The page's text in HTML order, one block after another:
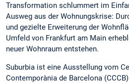
Transformation schlummert im
Ausweg aus der Wohnungskrise:
und gezielte Erweiterung der
Umfeld von Frankfurt am Main
neuer Wohnraum entstehen.
Suburbia ist eine Ausstellung vom
Contemporània de Barcelona